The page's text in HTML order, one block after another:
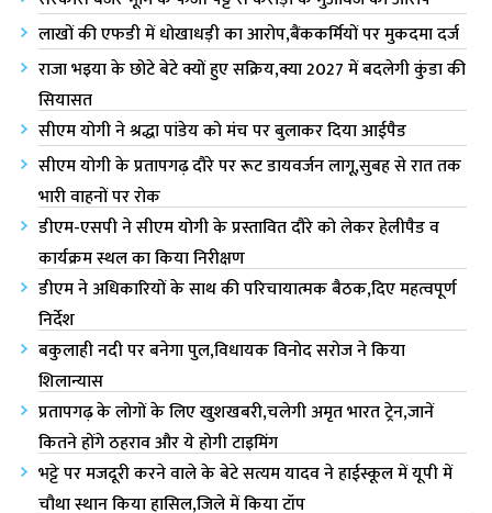
लाखों की एफडी में धोखाधड़ी का आरोप,बैंककर्मियों पर मुकदमा दर्ज
राजा भ‌इया के छोटे बेटे क्यों हुए सक्रिय,क्या 2027 में बदलेगी कुंडा की
सियासत
सीएम योगी ने श्रद्धा पांडेय को मंच पर बुलाकर दिया आईपैड
सीएम योगी के प्रतापगढ़ दौरे पर रूट डायवर्जन लागू,सुबह से रात तक
भारी वाहनों पर रोक
डीएम-एसपी ने सीएम योगी के प्रस्तावित दौरे को लेकर हेलीपैड व
कार्यक्रम स्थल का किया निरीक्षण
डीएम ने अधिकारियों के साथ की परिचायात्मक बैठक,दिए महत्वपूर्ण
निर्देश
बकुलाही नदी पर बनेगा पुल,विधायक विनोद सरोज ने किया
शिलान्यास
प्रतापगढ़ के लोगों के लिए खुशखबरी,चलेगी अमृत भारत ट्रेन,जानें
कितने होंगे ठहराव और ये होगी टाइमिंग
भट्टे पर मजदूरी करने वाले के बेटे सत्यम यादव ने हाईस्कूल में यूपी में
चौथा स्थान किया हासिल,जिले में किया टॉप